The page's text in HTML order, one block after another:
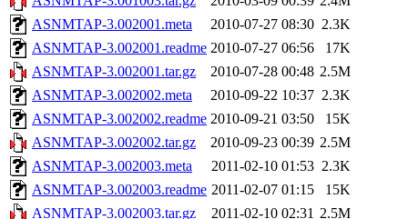
ASNMTAP-3.002001.meta
2010-07-27 08:30 2.3K
ASNMTAP-3.002001.readme 2010-07-27 06:56
17K
ASNMTAP-3.002001.tar.gz
2010-07-28 00:48 2.5M
ASNMTAP-3.002002.meta
2010-09-22 10:37 2.3K
ASNMTAP-3.002002.readme 2010-09-21 03:50
15K
ASNMTAP-3.002002.tar.gz
2010-09-23 00:39 2.5M
ASNMTAP-3.002003.meta
2011-02-10 01:53 2.3K
ASNMTAP-3.002003.readme 2011-02-07 01:15
15K
ASNMTAP-3.002003.tar.gz
2011-02-10 02:31 2.5M